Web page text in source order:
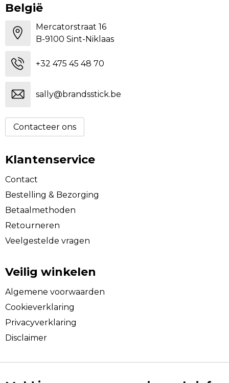
België
Mercatorstraat 16
B-9100 Sint-Niklaas
+32 475 45 48 70
sally@brandsstick.be
Contacteer ons
Klantenservice
Contact
Bestelling & Bezorging
Betaalmethoden
Retourneren
Veelgestelde vragen
Veilig winkelen
Algemene voorwaarden
Cookieverklaring
Privacyverklaring
Disclaimer